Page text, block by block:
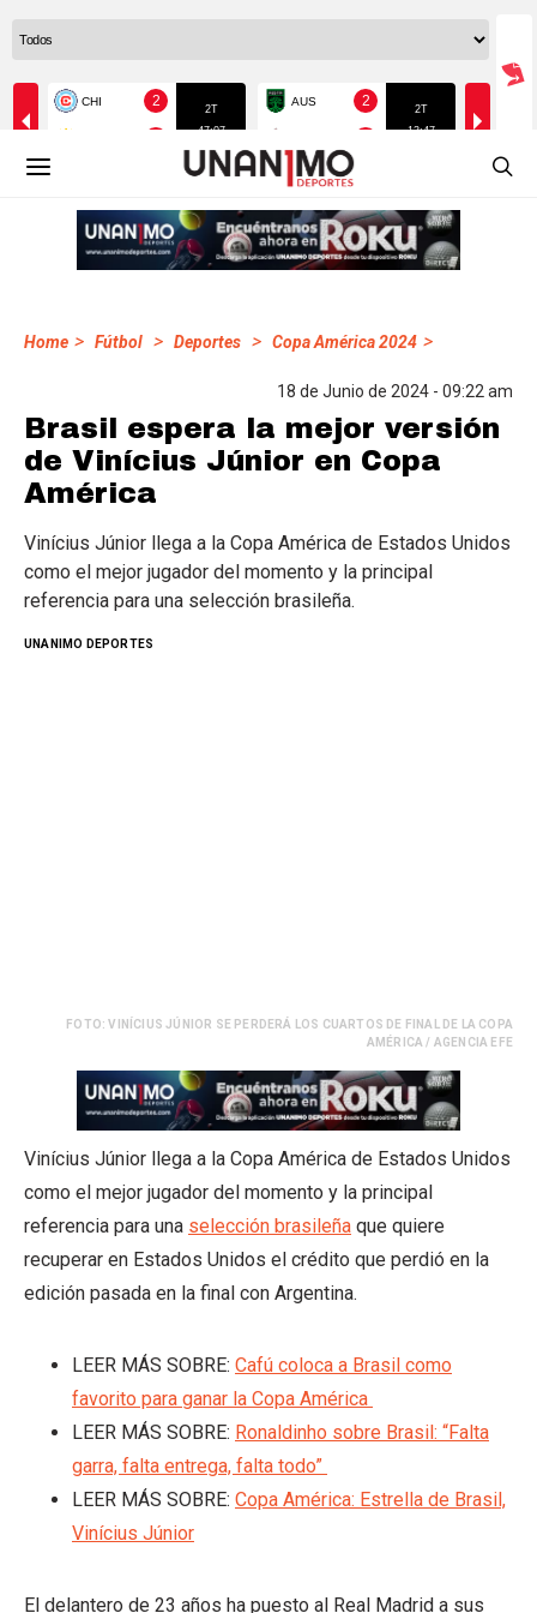
Home > Fútbol > Deportes > Copa América 2024 >
18 de Junio de 2024 - 09:22 am
Brasil espera la mejor versión
de Vinícius Júnior en Copa
América
Vinícius Júnior llega a la Copa América de Estados Unidos
como el mejor jugador del momento y la principal
referencia para una selección brasileña.
UNANIMO DEPORTES
FOTO: VINÍCIUS JÚNIOR SE PERDERÁ LOS CUARTOS DE FINAL DE LA COPA
AMÉRICA / AGENCIA EFE
Vinícius Júnior llega a la Copa América de Estados Unidos
como el mejor jugador del momento y la principal
referencia para una selección brasileña que quiere
recuperar en Estados Unidos el crédito que perdió en la
edición pasada en la final con Argentina.
LEER MÁS SOBRE: Cafú coloca a Brasil como
favorito para ganar la Copa América
LEER MÁS SOBRE: Ronaldinho sobre Brasil: “Falta
garra, falta entrega, falta todo”
LEER MÁS SOBRE: Copa América: Estrella de Brasil,
Vinícius Júnior
El delantero de 23 años ha puesto al Real Madrid a sus